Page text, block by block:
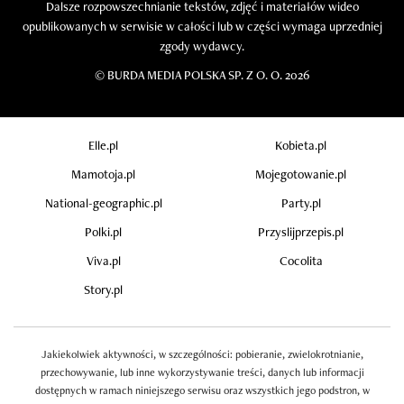
Dalsze rozpowszechnianie tekstów, zdjęć i materiałów wideo
opublikowanych w serwisie w całości lub w części wymaga uprzedniej
zgody wydawcy.
© BURDA MEDIA POLSKA SP. Z O. O. 2026
Elle.pl
Kobieta.pl
Mamotoja.pl
Mojegotowanie.pl
National-geographic.pl
Party.pl
Polki.pl
Przyslijprzepis.pl
Viva.pl
Cocolita
Story.pl
Jakiekolwiek aktywności, w szczególności: pobieranie, zwielokrotnianie,
przechowywanie, lub inne wykorzystywanie treści, danych lub informacji
dostępnych w ramach niniejszego serwisu oraz wszystkich jego podstron, w